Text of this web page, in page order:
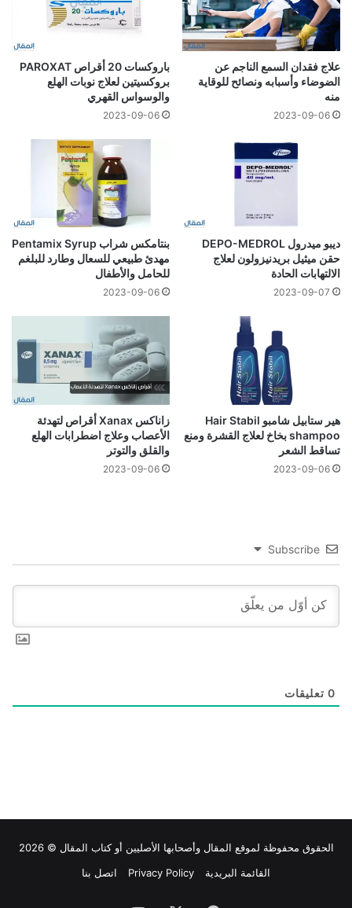
علاج فقدان السمع الناجم عن
الضوضاء وأسبابه ونصائح للوقاية
منه
2023-09-06
باروكسات 20 أقراص PAROXAT
بروكسيتين لعلاج نوبات الهلع
والوسواس القهري
2023-09-06
ديبو ميدرول DEPO-MEDROL
حقن ميثيل بريدنيزولون لعلاج
الالتهابات الحادة
2023-09-07
بنتامكس شراب Pentamix Syrup
مهدئ طبيعي للسعال وطارد للبلغم
للحامل والأطفال
2023-09-06
هير ستابيل شامبو Hair Stabil
shampoo بخاخ لعلاج القشرة ومنع
تساقط الشعر
2023-09-06
زاناكس Xanax أقراص لتهدئة
الأعصاب وعلاج اضطرابات الهلع
والقلق والتوتر
2023-09-06
Subscribe
0 تعليقات
الحقوق محفوظة لموقع المقال وأصحابها الأصليين أو كتاب المقال © 2026
القائمة البريدية
Privacy Policy اتصل بنا